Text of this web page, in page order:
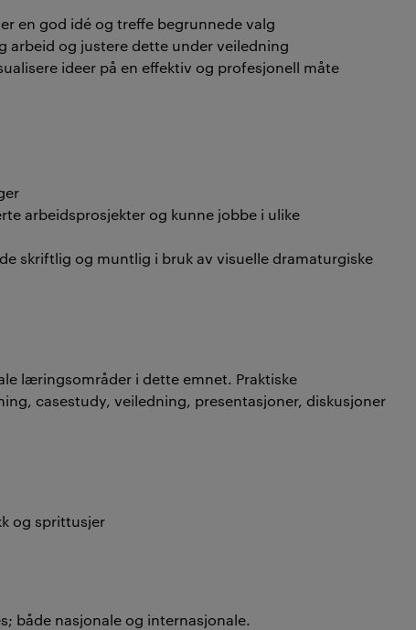
en god idé og treffe begrunnede valg
arbeid og justere dette under veiledning
ideer på en effektiv og profesjonell måte
arbeidsprosjekter og kunne jobbe i ulike
skriftlig og muntlig i bruk av visuelle dramaturgiske
læringsområder i dette emnet. Praktiske
casestudy, veiledning, presentasjoner, diskusjoner
og sprittusjer
både nasjonale og internasjonale.